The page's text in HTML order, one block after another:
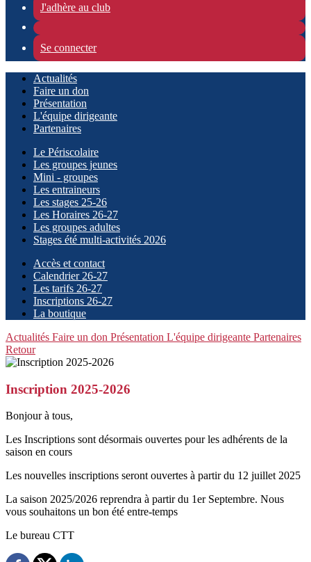
J'adhère au club
Se connecter
Actualités
Faire un don
Présentation
L'équipe dirigeante
Partenaires
Le Périscolaire
Les groupes jeunes
Mini - groupes
Les entraineurs
Les stages 25-26
Les Horaires 26-27
Les groupes adultes
Stages été multi-activités 2026
Accès et contact
Calendrier 26-27
Les tarifs 26-27
Inscriptions 26-27
La boutique
Actualités Faire un don Présentation L'équipe dirigeante Partenaires
Retour
Inscription 2025-2026
Bonjour à tous,
Les Inscriptions sont désormais ouvertes pour les adhérents de la
saison en cours
Les nouvelles inscriptions seront ouvertes à partir du 12 juillet 2025
La saison 2025/2026 reprendra à partir du 1er Septembre. Nous
vous souhaitons un bon été entre-temps
Le bureau CTT